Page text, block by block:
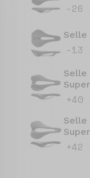
-26
Selle
-13
Selle
+40
Selle
+42